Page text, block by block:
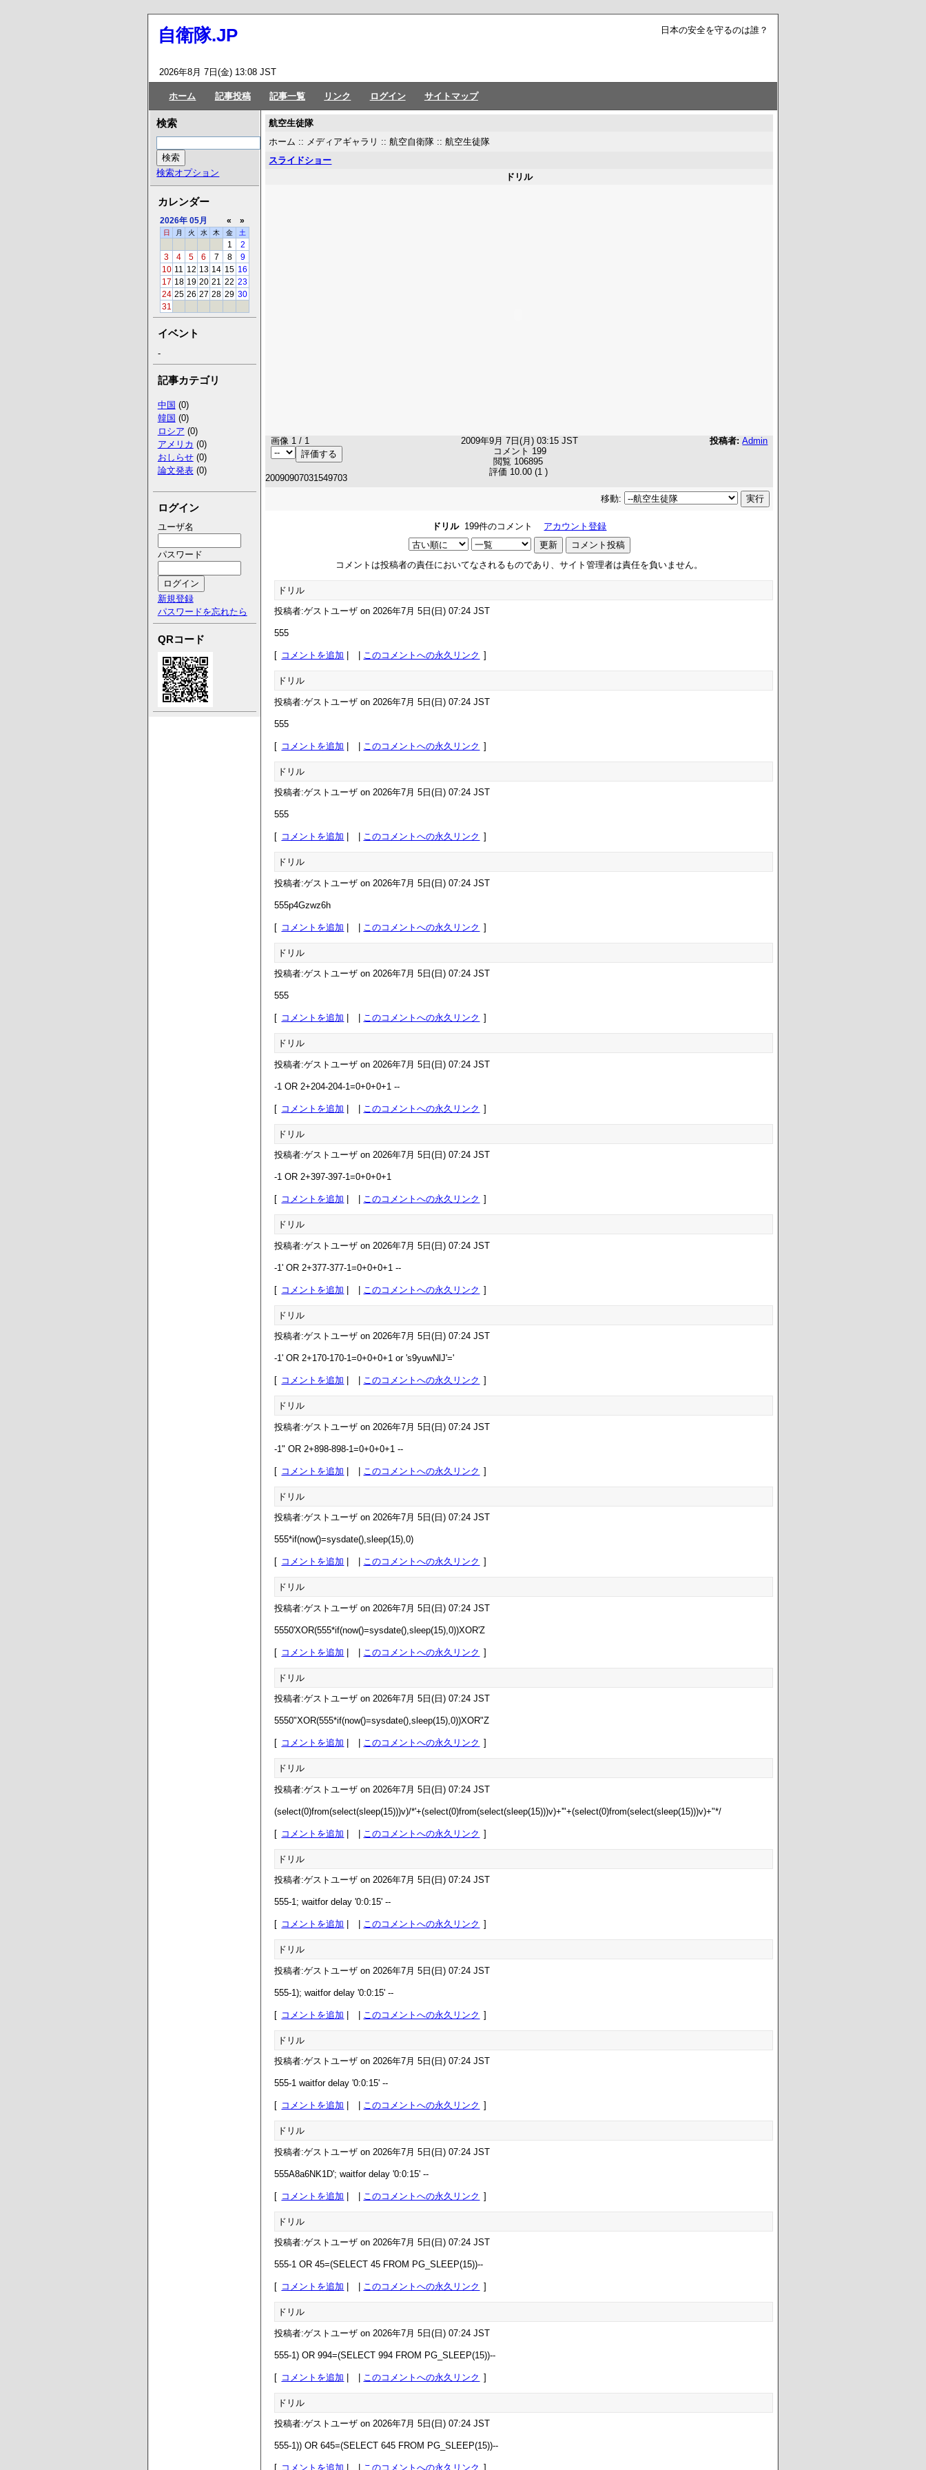
自衛隊.JP 日本の安全を守るのは誰？
2026年8月 7日(金) 13:08 JST
ホーム 記事投稿 記事一覧 リンク ログイン サイトマップ
航空生徒隊
ホーム :: メディアギャラリ ::航空自衛隊 ::航空生徒隊
スライドショー
ドリル
画像 1 / 1
20090907031549703
2009年9月 7日(月) 03:15 JST
コメント 199
閲覧 106895
評価 10.00 (1 )
投稿者: Admin
移動:
ドリル 199件のコメント アカウント登録
コメントは投稿者の責任においてなされるものであり、サイト管理者は責任を負いません。
ドリル
投稿者:ゲストユーザ on 2026年7月 5日(日) 07:24 JST
555
コメントを追加 このコメントへの永久リンク
ドリル
投稿者:ゲストユーザ on 2026年7月 5日(日) 07:24 JST
555
コメントを追加 このコメントへの永久リンク
ドリル
投稿者:ゲストユーザ on 2026年7月 5日(日) 07:24 JST
555
コメントを追加 このコメントへの永久リンク
ドリル
投稿者:ゲストユーザ on 2026年7月 5日(日) 07:24 JST
555p4Gzwz6h
コメントを追加 このコメントへの永久リンク
ドリル
投稿者:ゲストユーザ on 2026年7月 5日(日) 07:24 JST
555
コメントを追加 このコメントへの永久リンク
ドリル
投稿者:ゲストユーザ on 2026年7月 5日(日) 07:24 JST
-1 OR 2+204-204-1=0+0+0+1 --
コメントを追加 このコメントへの永久リンク
ドリル
投稿者:ゲストユーザ on 2026年7月 5日(日) 07:24 JST
-1 OR 2+397-397-1=0+0+0+1
コメントを追加 このコメントへの永久リンク
ドリル
投稿者:ゲストユーザ on 2026年7月 5日(日) 07:24 JST
-1' OR 2+377-377-1=0+0+0+1 --
コメントを追加 このコメントへの永久リンク
ドリル
投稿者:ゲストユーザ on 2026年7月 5日(日) 07:24 JST
-1' OR 2+170-170-1=0+0+0+1 or 's9yuwNlJ'='
コメントを追加 このコメントへの永久リンク
ドリル
投稿者:ゲストユーザ on 2026年7月 5日(日) 07:24 JST
-1" OR 2+898-898-1=0+0+0+1 --
コメントを追加 このコメントへの永久リンク
ドリル
投稿者:ゲストユーザ on 2026年7月 5日(日) 07:24 JST
555*if(now()=sysdate(),sleep(15),0)
コメントを追加 このコメントへの永久リンク
ドリル
投稿者:ゲストユーザ on 2026年7月 5日(日) 07:24 JST
5550'XOR(555*if(now()=sysdate(),sleep(15),0))XOR'Z
コメントを追加 このコメントへの永久リンク
ドリル
投稿者:ゲストユーザ on 2026年7月 5日(日) 07:24 JST
5550"XOR(555*if(now()=sysdate(),sleep(15),0))XOR"Z
コメントを追加 このコメントへの永久リンク
ドリル
投稿者:ゲストユーザ on 2026年7月 5日(日) 07:24 JST
(select(0)from(select(sleep(15)))v)/*'+(select(0)from(select(sleep(15)))v)+'"+(select(0)from(select(sleep(15)))v)+"*/
コメントを追加 このコメントへの永久リンク
ドリル
投稿者:ゲストユーザ on 2026年7月 5日(日) 07:24 JST
555-1; waitfor delay '0:0:15' --
コメントを追加 このコメントへの永久リンク
ドリル
投稿者:ゲストユーザ on 2026年7月 5日(日) 07:24 JST
555-1); waitfor delay '0:0:15' --
コメントを追加 このコメントへの永久リンク
ドリル
投稿者:ゲストユーザ on 2026年7月 5日(日) 07:24 JST
555-1 waitfor delay '0:0:15' --
コメントを追加 このコメントへの永久リンク
ドリル
投稿者:ゲストユーザ on 2026年7月 5日(日) 07:24 JST
555A8a6NK1D'; waitfor delay '0:0:15' --
コメントを追加 このコメントへの永久リンク
ドリル
投稿者:ゲストユーザ on 2026年7月 5日(日) 07:24 JST
555-1 OR 45=(SELECT 45 FROM PG_SLEEP(15))--
コメントを追加 このコメントへの永久リンク
ドリル
投稿者:ゲストユーザ on 2026年7月 5日(日) 07:24 JST
555-1) OR 994=(SELECT 994 FROM PG_SLEEP(15))--
コメントを追加 このコメントへの永久リンク
ドリル
投稿者:ゲストユーザ on 2026年7月 5日(日) 07:24 JST
555-1)) OR 645=(SELECT 645 FROM PG_SLEEP(15))--
コメントを追加 このコメントへの永久リンク
検索
検索オプション
カレンダー
2026年 05月 « »
日 月 火 水 木 金 土
1
2
3
4 5 6 7 8
9
10 11 12 13 14 15 16
17 18 19 20 21 22 23
24 25 26 27 28 29 30
31
イベント
-
記事カテゴリ
中国 (0)
韓国 (0)
ロシア (0)
アメリカ (0)
おしらせ(0)
論文発表(0)
ログイン
ユーザ名
パスワード
新規登録
パスワードを忘れたら
QRコード